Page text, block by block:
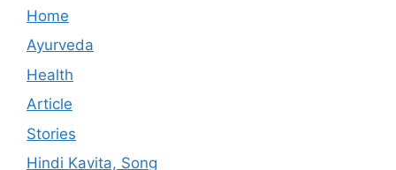
Home
Ayurveda
Health
Article
Stories
Hindi Kavita, Song